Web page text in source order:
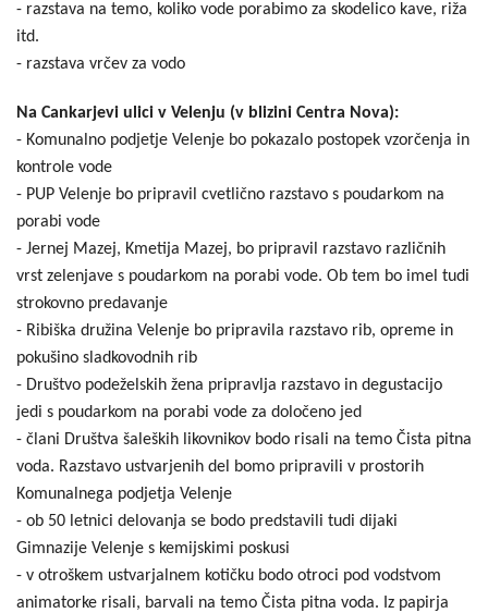
- razstava na temo, koliko vode porabimo za skodelico kave, riža
itd.
- razstava vrčev za vodo
Na Cankarjevi ulici v Velenju (v blizini Centra Nova):
- Komunalno podjetje Velenje bo pokazalo postopek vzorčenja in
kontrole vode
- PUP Velenje bo pripravil cvetlično razstavo s poudarkom na
porabi vode
- Jernej Mazej, Kmetija Mazej, bo pripravil razstavo različnih
vrst zelenjave s poudarkom na porabi vode. Ob tem bo imel tudi
strokovno predavanje
- Ribiška družina Velenje bo pripravila razstavo rib, opreme in
pokušino sladkovodnih rib
- Društvo podeželskih žena pripravlja razstavo in degustacijo
jedi s poudarkom na porabi vode za določeno jed
- člani Društva šaleških likovnikov bodo risali na temo Čista pitna
voda. Razstavo ustvarjenih del bomo pripravili v prostorih
Komunalnega podjetja Velenje
- ob 50 letnici delovanja se bodo predstavili tudi dijaki
Gimnazije Velenje s kemijskimi poskusi
- v otroškem ustvarjalnem kotičku bodo otroci pod vodstvom
animatorke risali, barvali na temo Čista pitna voda. Iz papirja